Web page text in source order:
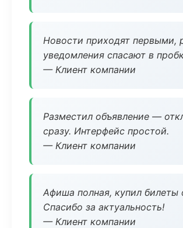
Новости приходят первыми,
уведомления спасают в
— Клиент компании
Разместил объявление —
сразу. Интерфейс простой.
— Клиент компании
Афиша полная, купил билеты
Спасибо за актуальность!
— Клиент компании